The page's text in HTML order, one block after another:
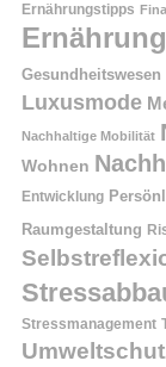
Ernährungstipps
Ernährung
Gesundheitswesen
Luxusmode
Nachhaltige Mobilität
Wohnen
Entwicklung
Raumgestaltung
Stressmanagement